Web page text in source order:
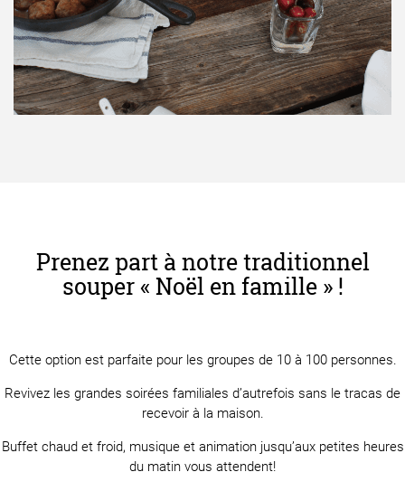
Prenez part à notre traditionnel
souper « Noël en famille » !
Cette option est parfaite pour les groupes de 10 à 100 personnes.
Revivez les grandes soirées familiales d’autrefois sans le tracas de
recevoir à la maison.
Buffet chaud et froid, musique et animation jusqu’aux petites heures
du matin vous attendent!